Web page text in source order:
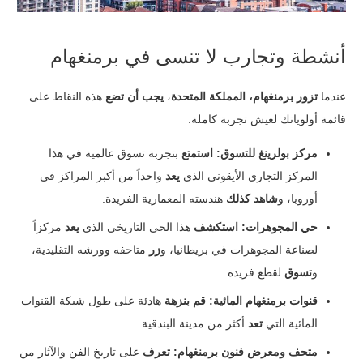
أنشطة وتجارب لا تنسى في برمنغهام
عندما تزور برمنغهام، المملكة المتحدة، يجب أن تضع هذه النقاط على
قائمة أولوياتك لعيش تجربة كاملة:
مركز بولرينغ للتسوق: استمتع بتجربة تسوق عالمية في هذا
المركز التجاري الأيقوني الذي يعد واحداً من أكبر المراكز في
أوروبا، وشاهد كذلك هندسته المعمارية الفريدة.
حي المجوهرات: استكشف هذا الحي التاريخي الذي يعد مركزاً
لصناعة المجوهرات في بريطانيا، وزر متاحفه وورشه التقليدية،
وتسوق لقطع فريدة.
قنوات برمنغهام المائية: قم بنزهة هادئة على طول شبكة القنوات
المائية التي تعد أكثر من مدينة البندقية.
متحف ومعرض فنون برمنغهام: تعرف على تاريخ الفن والآثار من